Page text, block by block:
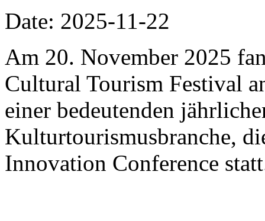
Date: 2025-11-22
Am 20. November 2025
Cultural Tourism Festival
einer bedeutenden
Kulturtourismusbranche,
Innovation Conference